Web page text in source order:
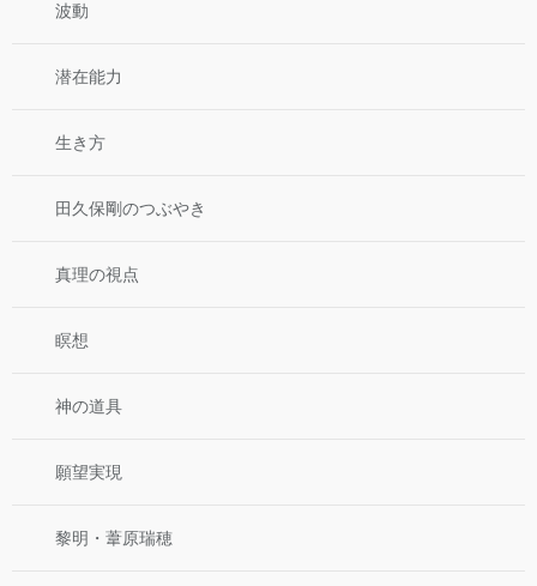
波動
潜在能力
生き方
田久保剛のつぶやき
真理の視点
瞑想
神の道具
願望実現
黎明・葦原瑞穂